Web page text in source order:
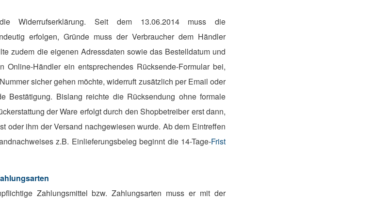
Widerrufserklärung. Seit dem 13.06.2014 muss die
erfolgen, Gründe muss der Verbraucher dem Händler
zudem die eigenen Adressdaten sowie das Bestelldatum und
Online-Händler ein entsprechendes Rücksende-Formular bei,
sicher gehen möchte, widerruft zusätzlich per Email oder
Bestätigung. Bislang reichte die Rücksendung ohne formale
der Ware erfolgt durch den Shopbetreiber erst dann,
oder ihm der Versand nachgewiesen wurde. Ab dem Eintreffen
z.B. Einlieferungsbeleg beginnt die 14-Tage-Frist
Zahlungsmittel bzw. Zahlungsarten muss er mit der